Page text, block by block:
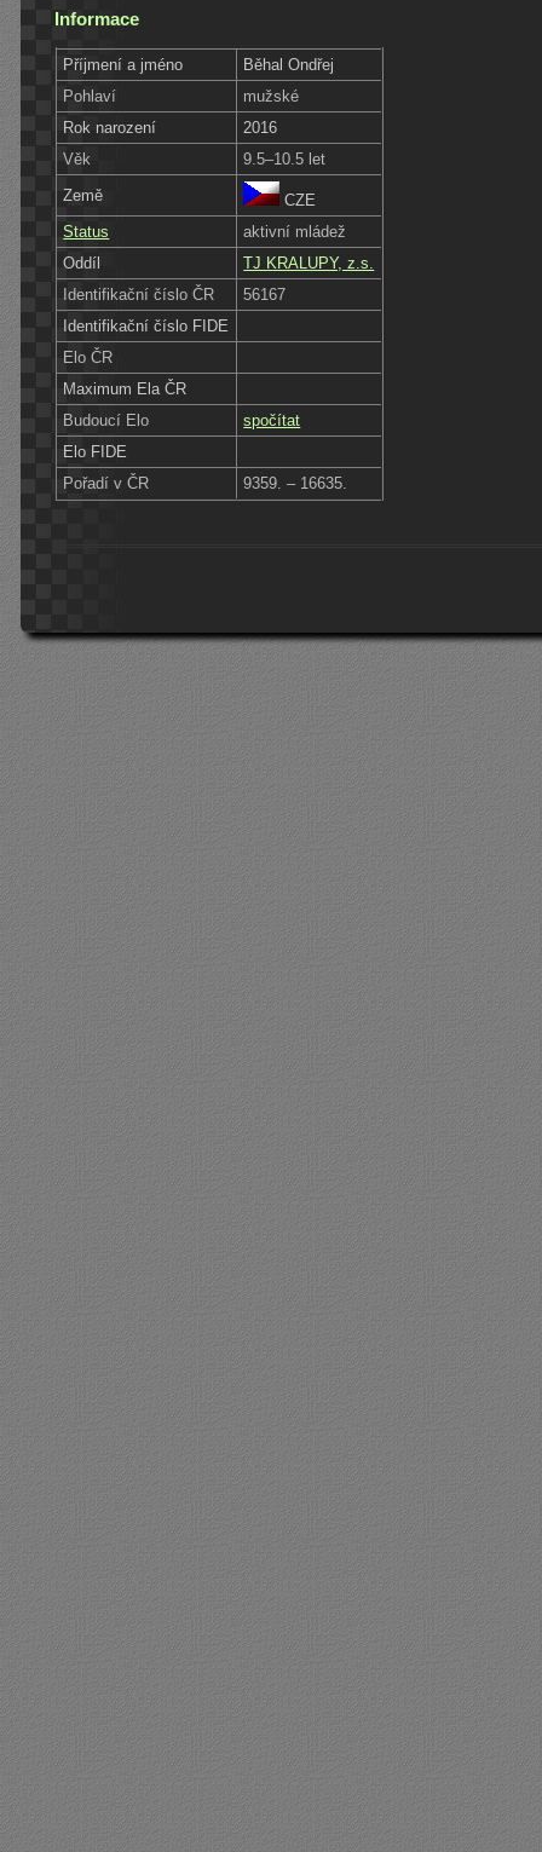
Informace
Příjmení a jméno
Běhal Ondřej
Pohlaví
mužské
Rok narození
2016
Věk
9.5–10.5 let
Země
CZE
Status
aktivní mládež
Oddíl
TJ KRALUPY, z.s.
Identifikační číslo ČR
56167
Identifikační číslo FIDE
Elo ČR
Maximum Ela ČR
Budoucí Elo
spočítat
Elo FIDE
Pořadí v ČR
9359. – 16635.